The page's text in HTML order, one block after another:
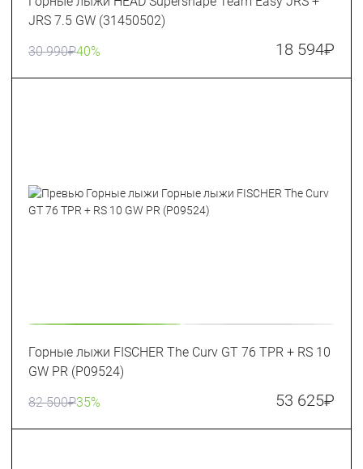
JRS 7.5 GW (31450502)
30 990₽40% 18 594₽
Горные лыжи FISCHER The Curv GT 76 TPR + RS 10
GW PR (P09524)
82 500₽35% 53 625₽